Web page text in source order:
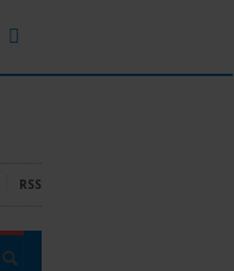
RSS